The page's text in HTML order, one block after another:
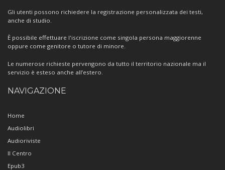
Gli utenti possono richiedere la registrazione personalizzata dei testi,
anche di studio.
È possibile effettuare l'iscrizione come singola persona maggiorenne
oppure come genitore o tutore di minore.
Le numerose richieste pervengono da tutto il territorio nazionale ma il
servizio è esteso anche all’estero.
NAVIGAZIONE
Home
Audiolibri
Audioriviste
Il Centro
Epub3